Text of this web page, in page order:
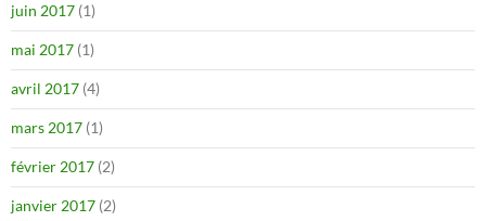
juin 2017 (1)
mai 2017 (1)
avril 2017 (4)
mars 2017 (1)
février 2017 (2)
janvier 2017 (2)